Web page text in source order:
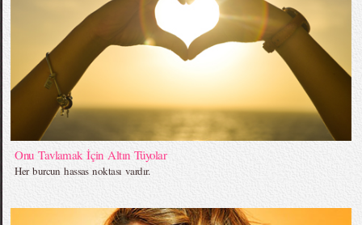
Onu Tavlamak İçin Altın Tüyolar
Her burcun hassas noktası vardır.